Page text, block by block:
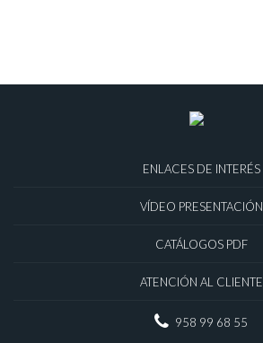
ENLACES DE INTERÉS
VÍDEO PRESENTACIÓN
CATÁLOGOS PDF
ATENCIÓN AL CLIENTE
958 99 68 55